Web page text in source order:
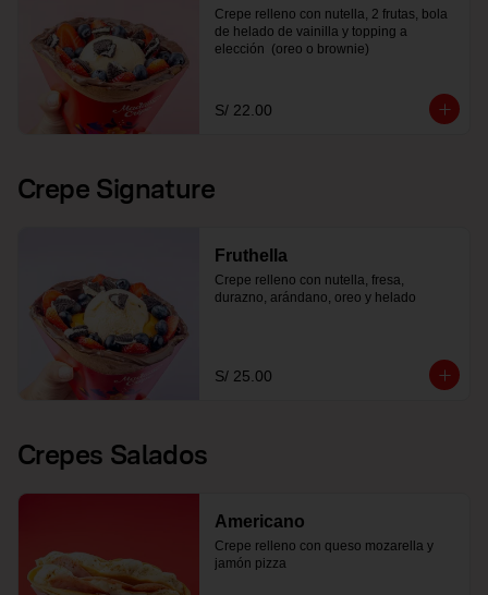
Crepe relleno con nutella, 2 frutas, bola
de helado de vainilla y topping a
elección  (oreo o brownie)
S/ 22.00
Crepe Signature
Fruthella
Crepe relleno con nutella, fresa,
durazno, arándano, oreo y helado
S/ 25.00
Crepes Salados
Americano
Crepe relleno con queso mozarella y
jamón pizza